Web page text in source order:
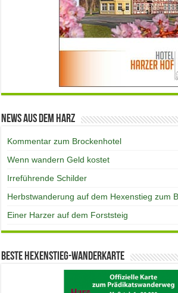
News aus dem Harz
Kommentar zum Brockenhotel
Wenn wandern Geld kostet
Irreführende Schilder
Herbstwanderung auf dem Hexenstieg zum
Einer Harzer auf dem Forststeig
Beste Hexenstieg-Wanderkarte